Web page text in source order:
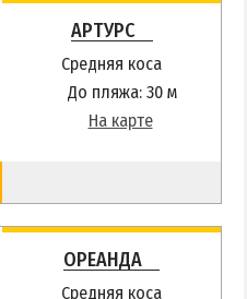
АРТУРС
Средняя коса
До пляжа: 30 м
На карте
ОРЕАНДА
Средняя коса